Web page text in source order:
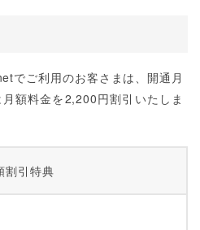
でご利用のお客さまは、開通月
額料金を2,200円割引いたしま
割引特典